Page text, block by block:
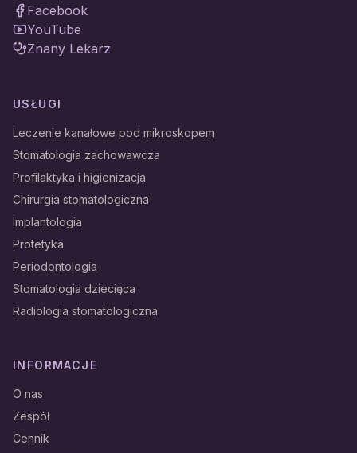
Facebook
YouTube
Znany Lekarz
USŁUGI
Leczenie kanałowe pod mikroskopem
Stomatologia zachowawcza
Profilaktyka i higienizacja
Chirurgia stomatologiczna
Implantologia
Protetyka
Periodontologia
Stomatologia dziecięca
Radiologia stomatologiczna
INFORMACJE
O nas
Zespół
Cennik